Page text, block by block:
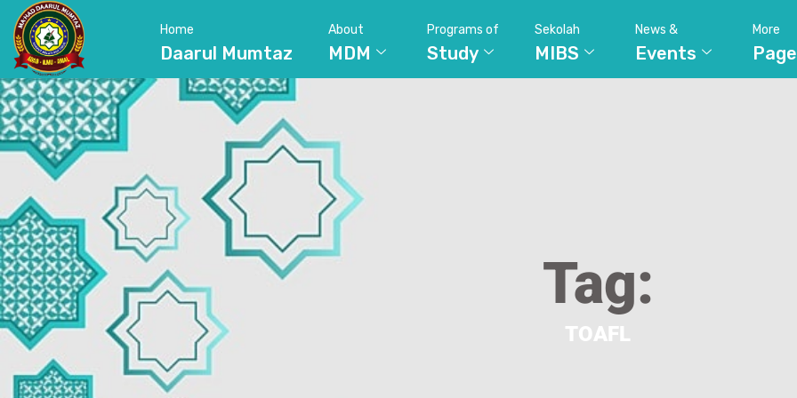
Home
Daarul Mumtaz
About
MDM
Programs of
Study
Sekolah
MIBS
News &
Events
More
Tag:
TOAFL